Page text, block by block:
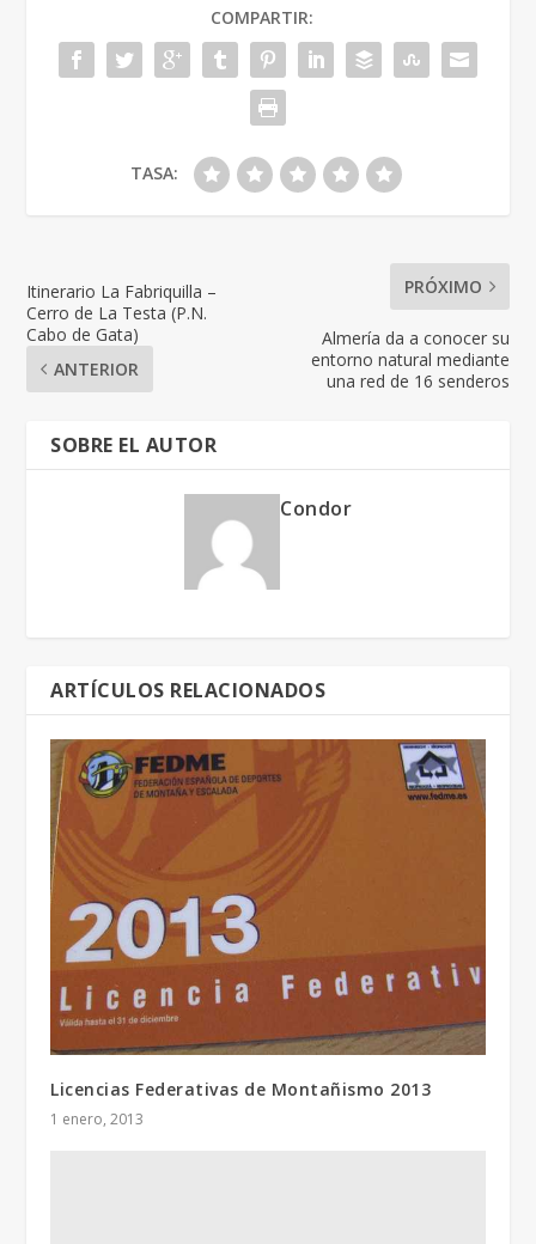
COMPARTIR:
TASA:
Itinerario La Fabriquilla –
Cerro de La Testa (P.N.
Cabo de Gata)
ANTERIOR
PRÓXIMO
Almería da a conocer su
entorno natural mediante
una red de 16 senderos
SOBRE EL AUTOR
Condor
ARTÍCULOS RELACIONADOS
Licencias Federativas de Montañismo 2013
1 enero, 2013